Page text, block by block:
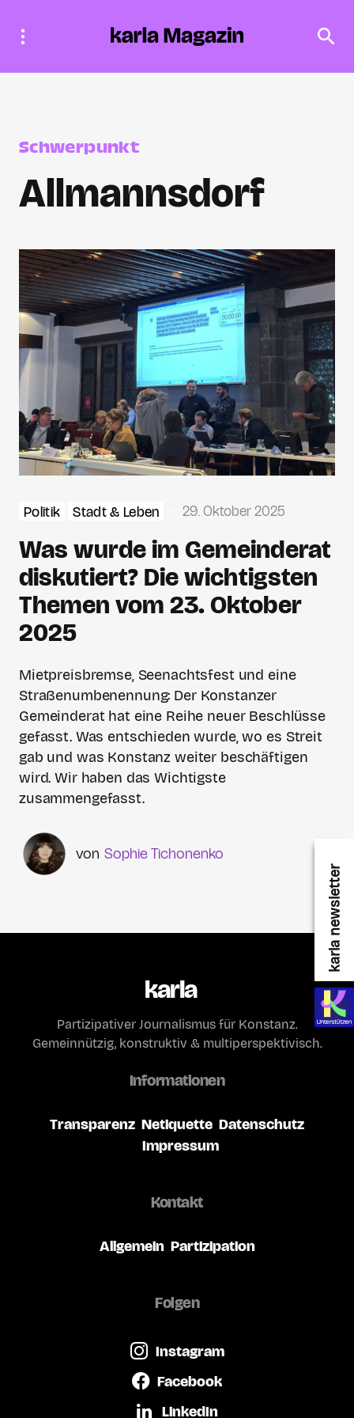
karla newsletter
Schwerpunkt
Allmannsdorf
Politik Stadt & Leben 29. Oktober 2025
Was wurde im Gemeinderat
diskutiert? Die wichtigsten
Themen vom 23. Oktober
2025
Mietpreisbremse, Seenachtsfest und eine
Straßenumbenennung: Der Konstanzer
Gemeinderat hat eine Reihe neuer Beschlüsse
gefasst. Was entschieden wurde, wo es Streit
gab und was Konstanz weiter beschäftigen
wird. Wir haben das Wichtigste
zusammengefasst.
Sophie Tichonenko
karla
Partizipativer Journalismus für Konstanz.
Gemeinnützig, konstruktiv & multiperspektivisch.
Informationen
Transparenz Netiquette Datenschutz
Impressum
Kontakt
Allgemein Partizipation
Folgen
Instagram
Facebook
LinkedIn